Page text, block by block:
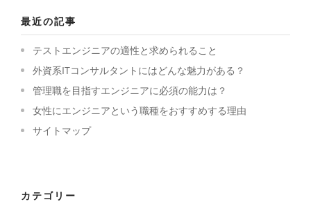
最近の記事
テストエンジニアの適性と求められること
外資系ITコンサルタントにはどんな魅力がある？
管理職を目指すエンジニアに必須の能力は？
女性にエンジニアという職種をおすすめする理由
サイトマップ
カテゴリー